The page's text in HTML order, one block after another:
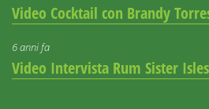
Video Cocktail con Brandy
6 anni fa
Video Intervista Rum Sister